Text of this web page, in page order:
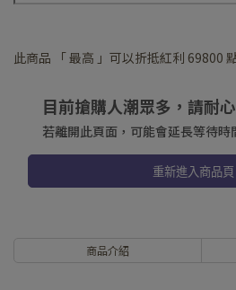
此商品 「 最高 」可以折抵紅利 69800
目前搶購人潮眾多，請耐
若離開此頁面，可能會延長等待時
重新進入商品頁
商品介紹